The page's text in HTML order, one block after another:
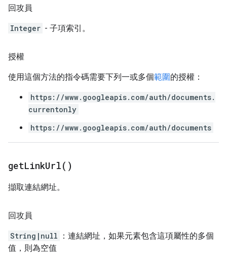
回攻員
Integer - 子項索引。
授權
使用這個方法的指令碼需要下列一或多個範圍的授權：
https://www.googleapis.com/auth/documents.
currentonly
https://www.googleapis.com/auth/documents
getLinkUrl( )
擷取連結網址。
回攻員
String|null
：連結網址，如果元素包含這項屬性的多個
值，則為空值